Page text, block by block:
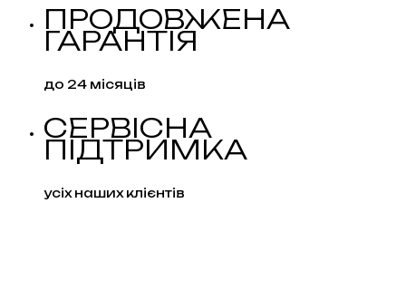
ПРОДОВЖЕНА
ГАРАНТІЯ
до 24 місяців
СЕРВІСНА
ПІДТРИМКА
усіх наших клієнтів